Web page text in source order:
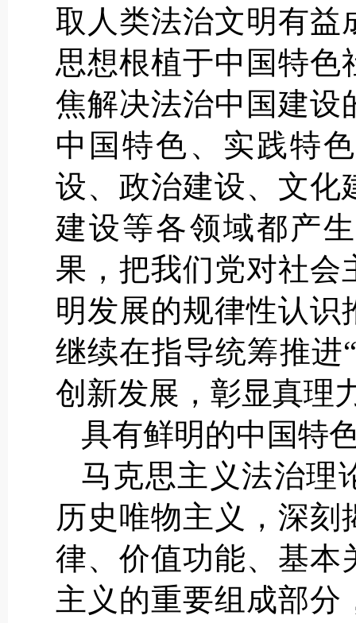
取人类法治文明有益
思想根植于中国特色
焦解决法治中国建设
中国特色、实践特
设、政治建设、文化
建设等各领域都产
果，把我们党对社会
明发展的规律性认识
继续在指导统筹推进
创新发展，彰显真理
具有鲜明的中国特
马克思主义法治理
历史唯物主义，深
律、价值功能、基本
主义的重要组成部